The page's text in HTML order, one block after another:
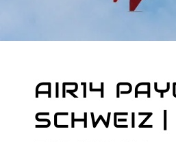
AIR14
SCHWEIZ |